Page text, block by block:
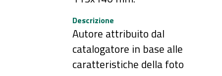
Descrizione
Autore attribuito dal
catalogatore in base alle
caratteristiche della foto